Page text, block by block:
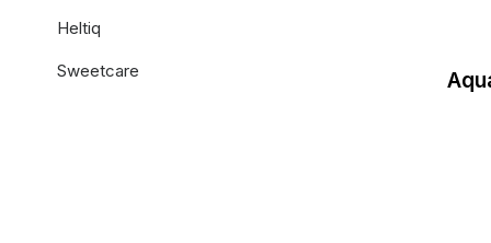
Heltiq
Sweetcare